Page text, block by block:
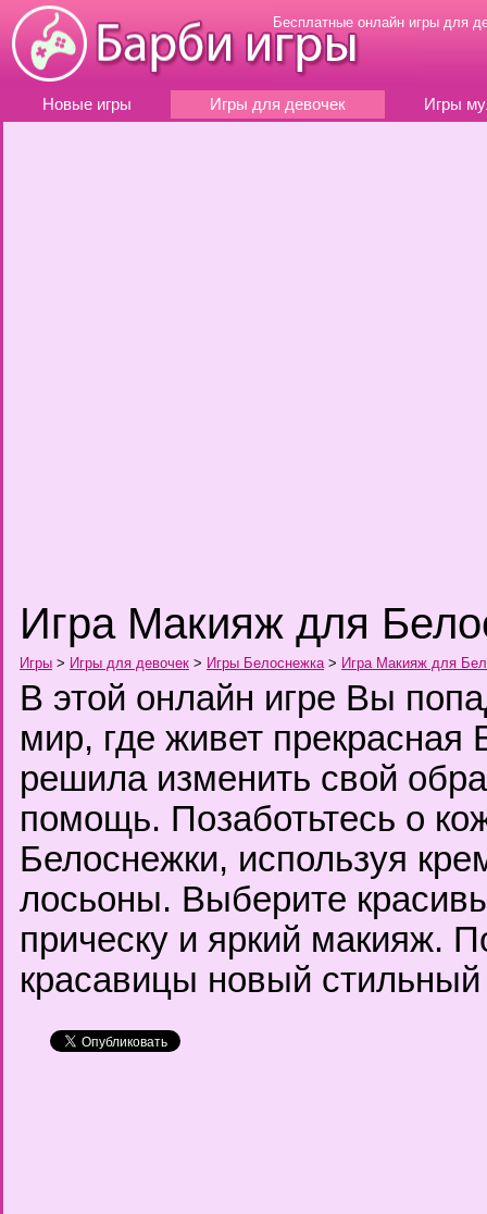
Бесплатные онлайн игры для
Новые игры Игры для девочек Игры
Игра Макияж для
Игры > Игры для девочек > Игры Белоснежка> Игра Макияж для
В этой онлайн игре Вы
мир, где живет
решила изменить свой
помощь. Позаботьтесь о
Белоснежки, используя
лосьоны. Выберите
прическу и яркий макияж.
красавицы новый стильный